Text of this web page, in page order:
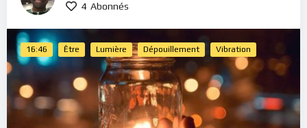
4 Abonnés
16:46 Être Lumière Dépouillement Vibration